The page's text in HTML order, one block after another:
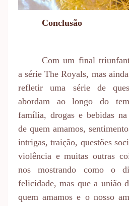
Conclusão
Com um final
a série The Royals, mas
refletir uma série de
abordam ao longo do
família, drogas e bebidas na
de quem amamos,
intrigas, traição, questões
violência e muitas outras
nos mostrando como o
felicidade, mas que a união
quem amamos e o nosso